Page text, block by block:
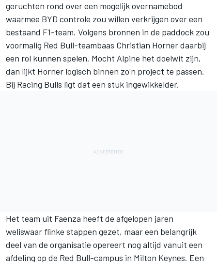
geruchten rond over een mogelijk overnamebod
waarmee BYD controle zou willen verkrijgen over een
bestaand F1-team. Volgens bronnen in de paddock zou
voormalig Red Bull-teambaas Christian Horner daarbij
een rol kunnen spelen. Mocht Alpine het doelwit zijn,
dan lijkt Horner logisch binnen zo'n project te passen.
Bij Racing Bulls ligt dat een stuk ingewikkelder.
Het team uit Faenza heeft de afgelopen jaren
weliswaar flinke stappen gezet, maar een belangrijk
deel van de organisatie opereert nog altijd vanuit een
afdeling op de Red Bull-campus in Milton Keynes. Een